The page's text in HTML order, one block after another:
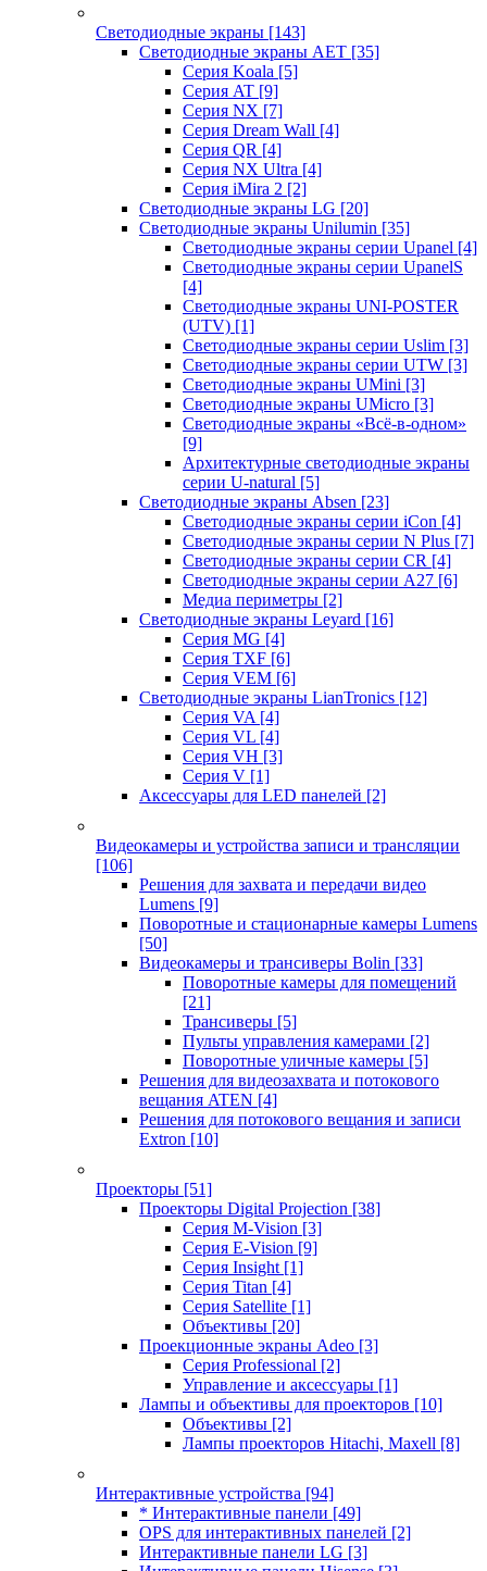
Светодиодные экраны [143]
Светодиодные экраны AET [35]
Cерия Koala [5]
Серия AT [9]
Серия NX [7]
Серия Dream Wall [4]
Серия QR [4]
Серия NX Ultra [4]
Серия iMira 2 [2]
Светодиодные экраны LG [20]
Светодиодные экраны Unilumin [35]
Светодиодные экраны серии Upanel [4]
Светодиодные экраны серии UpanelS
[4]
Светодиодные экраны UNI-POSTER
(UTV) [1]
Светодиодные экраны серии Uslim [3]
Светодиодные экраны серии UTW [3]
Светодиодные экраны UMini [3]
Светодиодные экраны UMicro [3]
Светодиодные экраны «Всё-в-одном»
[9]
Архитектурные светодиодные экраны
серии U-natural [5]
Светодиодные экраны Absen [23]
Светодиодные экраны серии iCon [4]
Светодиодные экраны серии N Plus [7]
Светодиодные экраны серии CR [4]
Светодиодные экраны серии А27 [6]
Медиа периметры [2]
Светодиодные экраны Leyard [16]
Серия MG [4]
Серия TXF [6]
Серия VEM [6]
Светодиодные экраны LianTronics [12]
Серия VA [4]
Серия VL [4]
Серия VH [3]
Серия V [1]
Аксессуары для LED панелей [2]
Видеокамеры и устройства записи и трансляции
[106]
Решения для захвата и передачи видео
Lumens [9]
Поворотные и стационарные камеры Lumens
[50]
Видеокамеры и трансиверы Bolin [33]
Поворотные камеры для помещений
[21]
Трансиверы [5]
Пульты управления камерами [2]
Поворотные уличные камеры [5]
Решения для видеозахвата и потокового
вещания ATEN [4]
Решения для потокового вещания и записи
Extron [10]
Проекторы [51]
Проекторы Digital Projection [38]
Серия M-Vision [3]
Серия E-Vision [9]
Серия Insight [1]
Серия Titan [4]
Серия Satellite [1]
Объективы [20]
Проекционные экраны Adeo [3]
Серия Professional [2]
Управление и аксессуары [1]
Лампы и объективы для проекторов [10]
Объективы [2]
Лампы проекторов Hitachi, Maxell [8]
Интерактивные устройства [94]
* Интерактивные панели [49]
OPS для интерактивных панелей [2]
Интерактивные панели LG [3]